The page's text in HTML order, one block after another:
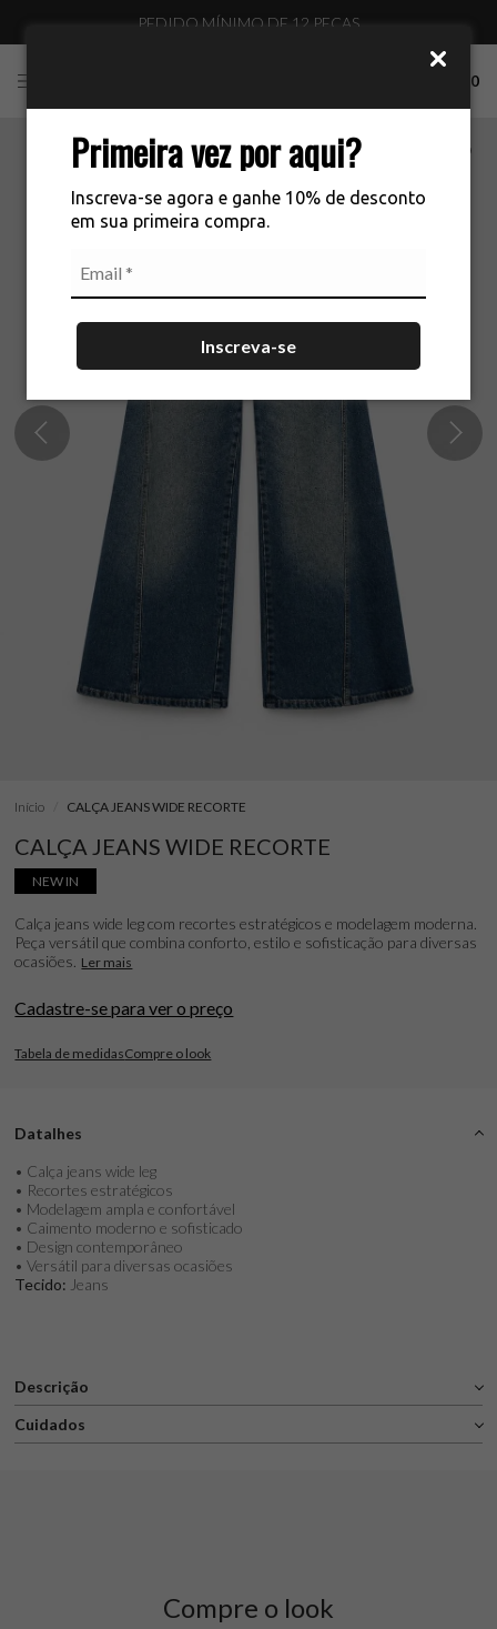
Primeira vez por aqui?
Inscreva-se agora e ganhe 10% de desconto
em sua primeira compra.
Inscreva-se
PEDIDO MÍNIMO DE 12 PEÇAS
0
Início CALÇA JEANS WIDE RECORTE
CALÇA JEANS WIDE RECORTE
NEW IN
Calça jeans wide leg com recortes estratégicos e modelagem moderna.
Peça versátil que combina conforto, estilo e sofisticação para diversas
ocasiões. Ler mais
Cadastre-se para ver o preço
Compre o look
Tabela de medidas
Datalhes
• Calça jeans wide leg
• Recortes estratégicos
• Modelagem ampla e confortável
• Caimento moderno e sofisticado
• Design contemporâneo
• Versátil para diversas ocasiões
Tecido: Jeans
Descrição
Cuidados
Compre o look